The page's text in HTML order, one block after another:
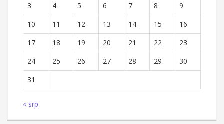
3
4 5 6 7 8
9
10
11 12 13 14 15
16
17
18 19 20 21 22
23
24
25 26 27 28 29
30
31
« srp